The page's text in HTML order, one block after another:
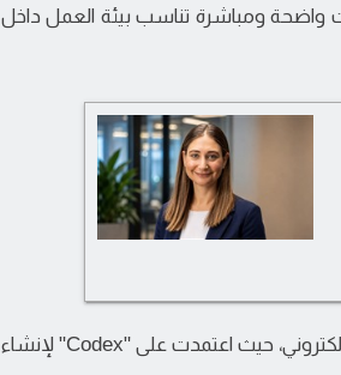
ومباشرة تناسب بيئة العمل داخل
ومع مرور الوقت، توسع استخدام الذكاء الاصطناعي ليشمل إدارة البريد الإلكتروني، حيث اعتمدت على "Codex" لإنشاء